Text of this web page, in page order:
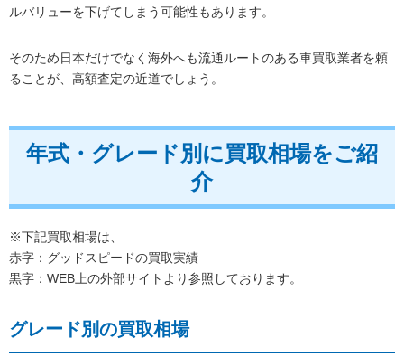
ルバリューを下げてしまう可能性もあります。
そのため日本だけでなく海外へも流通ルートのある車買取業者を頼
ることが、高額査定の近道でしょう。
年式・グレード別に買取相場をご紹
介
※下記買取相場は、
赤字：グッドスピードの買取実績
黒字：WEB上の外部サイトより参照しております。
グレード別の買取相場